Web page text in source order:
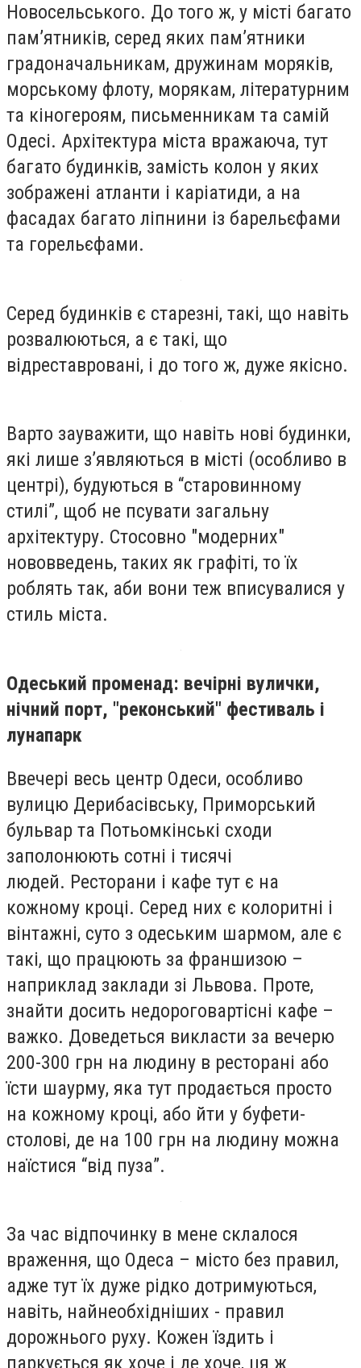
Новосельського. До того ж, у місті багато
пам’ятників, серед яких пам’ятники
градоначальникам, дружинам моряків,
морському флоту, морякам, літературним
та кіногероям, письменникам та самій
Одесі. Архітектура міста вражаюча, тут
багато будинків, замість колон у яких
зображені атланти і каріатиди, а на
фасадах багато ліпнини із барельєфами
та горельєфами.
Серед будинків є старезні, такі, що навіть
розвалюються, а є такі, що
відреставровані, і до того ж, дуже якісно.
Варто зауважити, що навіть нові будинки,
які лише з’являються в місті (особливо в
центрі), будуються в “старовинному
стилі”, щоб не псувати загальну
архітектуру. Стосовно "модерних"
нововведень, таких як графіті, то їх
роблять так, аби вони теж вписувалися у
стиль міста.
Одеський променад: вечірні вулички,
нічний порт, "реконський" фестиваль і
лунапарк
Ввечері весь центр Одеси, особливо
вулицю Дерибасівську, Приморський
бульвар та Потьомкінські сходи
заполонюють сотні і тисячі
людей. Ресторани і кафе тут є на
кожному кроці. Серед них є колоритні і
вінтажні, суто з одеським шармом, але є
такі, що працюють за франшизою –
наприклад заклади зі Львова. Проте,
знайти досить недороговартісні кафе –
важко. Доведеться викласти за вечерю
200-300 грн на людину в ресторані або
їсти шаурму, яка тут продається просто
на кожному кроці, або йти у буфети-
столові, де на 100 грн на людину можна
наїстися “від пуза”.
За час відпочинку в мене склалося
враження, що Одеса – місто без правил,
адже тут їх дуже рідко дотримуються,
навіть, найнеобхідніших - правил
дорожнього руху. Кожен їздить і
паркується як хоче і де хоче, ця ж